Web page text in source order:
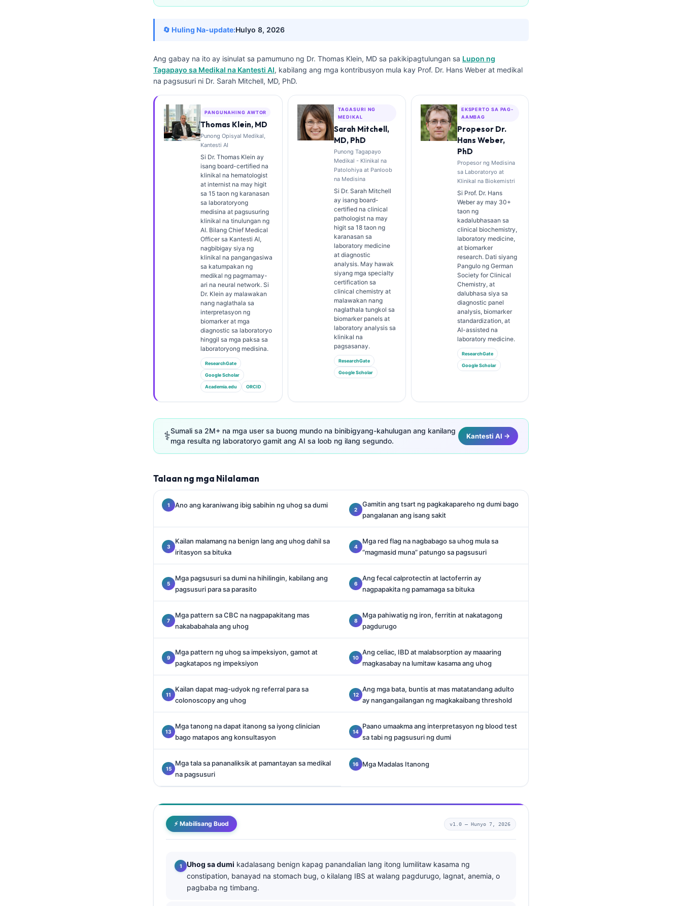
🔄 Huling Na-update:Hulyo 8, 2026
Ang gabay na ito ay isinulat sa pamumuno ng Dr. Thomas Klein, MD sa pakikipagtulungan sa Lupon ng
Tagapayo sa Medikal na Kantesti AI, kabilang ang mga kontribusyon mula kay Prof. Dr. Hans Weber at medikal
na pagsusuri ni Dr. Sarah Mitchell, MD, PhD.
PANGUNAHING AWTOR
Thomas Klein, MD
Punong Opisyal Medikal,
Kantesti AI
Si Dr. Thomas Klein ay
isang board-certified na
klinikal na hematologist
at internist na may higit
sa 15 taon ng karanasan
sa laboratoryong
medisina at pagsusuring
klinikal na tinulungan ng
AI. Bilang Chief Medical
Officer sa Kantesti AI,
nagbibigay siya ng
klinikal na pangangasiwa
sa katumpakan ng
medikal ng pagmamay-
ari na neural network. Si
Dr. Klein ay malawakan
nang naglathala sa
interpretasyon ng
biomarker at mga
diagnostic sa laboratoryo
hinggil sa mga paksa sa
laboratoryong medisina.
ResearchGate
Google Scholar
Academia.edu ORCID
TAGASURI NG
MEDIKAL
Sarah Mitchell,
MD, PhD
Punong Tagapayo
Medikal - Klinikal na
Patolohiya at Panloob
na Medisina
Si Dr. Sarah Mitchell
ay isang board-
certified na clinical
pathologist na may
higit sa 18 taon ng
karanasan sa
laboratory medicine
at diagnostic
analysis. May hawak
siyang mga specialty
certification sa
clinical chemistry at
malawakan nang
naglathala tungkol sa
biomarker panels at
laboratory analysis sa
klinikal na
pagsasanay.
ResearchGate
Google Scholar
EKSPERTO SA PAG-
AAMBAG
Propesor Dr.
Hans Weber,
PhD
Propesor ng Medisina
sa Laboratoryo at
Klinikal na Biokemistri
Si Prof. Dr. Hans
Weber ay may 30+
taon ng
kadalubhasaan sa
clinical biochemistry,
laboratory medicine,
at biomarker
research. Dati siyang
Pangulo ng German
Society for Clinical
Chemistry, at
dalubhasa siya sa
diagnostic panel
analysis, biomarker
standardization, at
AI-assisted na
laboratory medicine.
ResearchGate
Google Scholar
⚕️Sumali sa 2M+ na mga user sa buong mundo na binibigyang-kahulugan ang kanilang
mga resulta ng laboratoryo gamit ang AI sa loob ng ilang segundo.
Kantesti AI →
Talaan ng mga Nilalaman
Ano ang karaniwang ibig sabihin ng uhog sa dumi
Gamitin ang tsart ng pagkakapareho ng dumi bago
pangalanan ang isang sakit
Kailan malamang na benign lang ang uhog dahil sa
iritasyon sa bituka
Mga red flag na nagbabago sa uhog mula sa
“magmasid muna” patungo sa pagsusuri
Mga pagsusuri sa dumi na hihilingin, kabilang ang
pagsusuri para sa parasito
Ang fecal calprotectin at lactoferrin ay
nagpapakita ng pamamaga sa bituka
Mga pattern sa CBC na nagpapakitang mas
nakababahala ang uhog
Mga pahiwatig ng iron, ferritin at nakatagong
pagdurugo
Mga pattern ng uhog sa impeksiyon, gamot at
pagkatapos ng impeksiyon
Ang celiac, IBD at malabsorption ay maaaring
magkasabay na lumitaw kasama ang uhog
Kailan dapat mag-udyok ng referral para sa
colonoscopy ang uhog
Ang mga bata, buntis at mas matatandang adulto
ay nangangailangan ng magkakaibang threshold
Mga tanong na dapat itanong sa iyong clinician
bago matapos ang konsultasyon
Paano umaakma ang interpretasyon ng blood test
sa tabi ng pagsusuri ng dumi
Mga tala sa pananaliksik at pamantayan sa medikal
na pagsusuri
Mga Madalas Itanong
⚡ Mabilisang Buod v1.0 — Hunyo 7, 2026
Uhog sa dumi kadalasang benign kapag panandalian lang itong lumilitaw kasama ng
constipation, banayad na stomach bug, o kilalang IBS at walang pagdurugo, lagnat, anemia, o
pagbaba ng timbang.